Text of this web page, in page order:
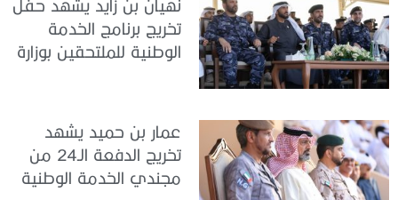
نهيان بن زايد يشهد حفل
تخريج برنامج الخدمة
الوطنية للملتحقين بوزارة
عمار بن حميد يشهد
تخريج الدفعة الـ24 من
مجندي الخدمة الوطنية